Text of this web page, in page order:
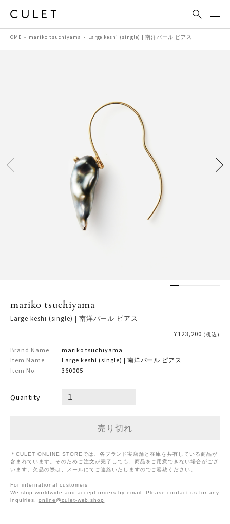
HOME mariko tsuchiyama Large keshi (single) | 南洋パール ピアス
mariko tsuchiyama
Large keshi (single) | 南洋パール ピアス
¥123,200 (税込)
Brand Name
mariko tsuchiyama
Item Name
Large keshi (single) | 南洋パール ピアス
Item No.
360005
Quantity
＊CULET ONLINE STOREでは、各ブランド実店舗と在庫を共有している商品が
含まれています。そのためご注文が完了しても、商品をご用意できない場合がござ
います。欠品の際は、メールにてご連絡いたしますのでご容赦ください。
For international customers
We ship worldwide and accept orders by email. Please contact us for any
inquiries. online@culet-web.shop